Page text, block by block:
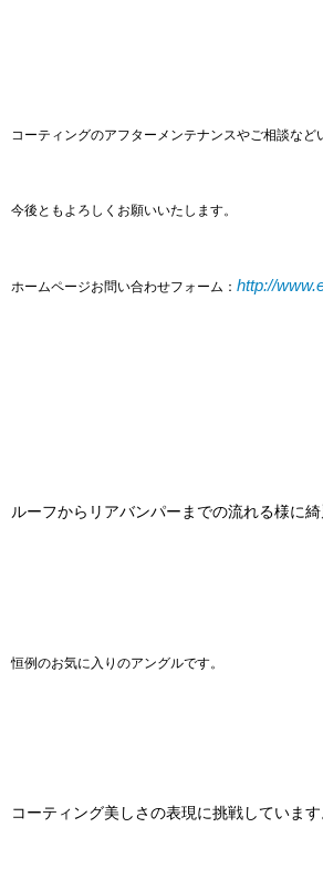
コーティングのアフターメンテナンスやご相談など
今後ともよろしくお願いいたします。
ホームページお問い合わせフォーム： http://
ルーフからリアバンパーまでの流れる様に
恒例のお気に入りのアングルです。
コーティング美しさの表現に挑戦しています